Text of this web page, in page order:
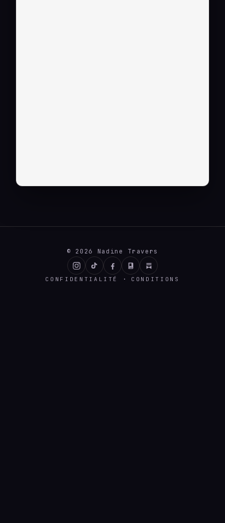
© 2026 Nadine Travers
INSTAGRAM
TIKTOKFACEBOOKBOOKBUBSUBSTACK
CONFIDENTIALITÉ
· CONDITIONS